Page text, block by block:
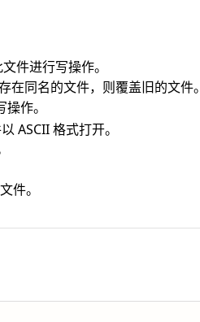
件进行写操作。
在同名的文件，则覆盖旧的文件
作。
ASCII 格式打开。
件。